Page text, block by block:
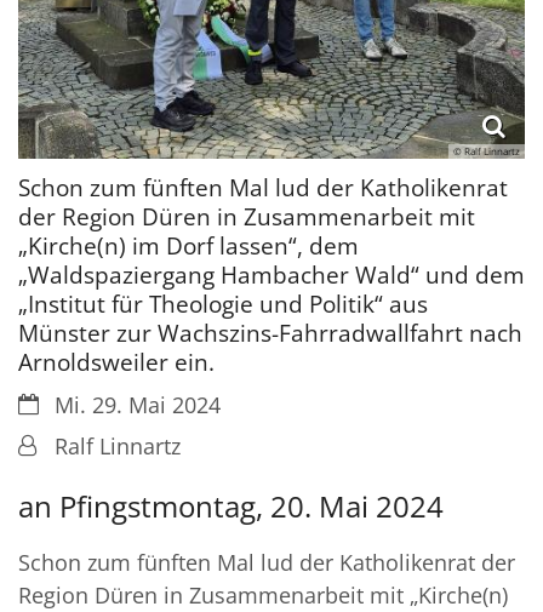
© Ralf Linnartz
Schon zum fünften Mal lud der Katholikenrat
der Region Düren in Zusammenarbeit mit
„Kirche(n) im Dorf lassen“, dem
„Waldspaziergang Hambacher Wald“ und dem
„Institut für Theologie und Politik“ aus
Münster zur Wachszins-Fahrradwallfahrt nach
Arnoldsweiler ein.
Datum:Mi. 29. Mai 2024
Von:Ralf Linnartz
an Pfingstmontag, 20. Mai 2024
Schon zum fünften Mal lud der Katholikenrat der
Region Düren in Zusammenarbeit mit „Kirche(n)